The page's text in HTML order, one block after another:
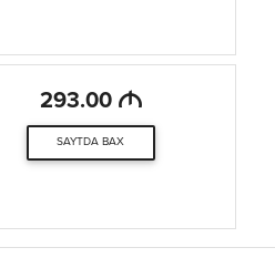
293.00 M
SAYTDA BAX